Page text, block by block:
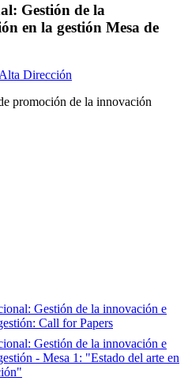
Gestión de la
en la gestión Mesa de
Dirección
promoción de la innovación
Gestión de la innovación e
Call for Papers
Gestión de la innovación e
- Mesa 1: "Estado del arte en